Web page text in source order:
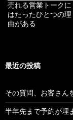
売れる営業トークに
はたったひとつの理
由がある
最近の投稿
その質問、お客さん
半年先まで予約が埋